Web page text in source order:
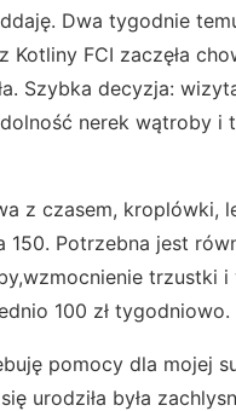
Dwa tygodnie
Kotliny FCI zaczęła
Szybka decyzja:
nerek wątroby i
z czasem, kroplówki,
150. Potrzebna jest
trzustki
100 zł tygodniowo.
pomocy dla mojej
urodziła była